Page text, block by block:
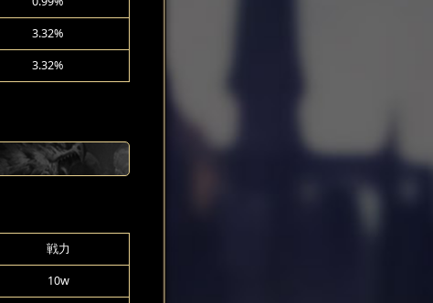
3.32%
3.32%
戦力
10w